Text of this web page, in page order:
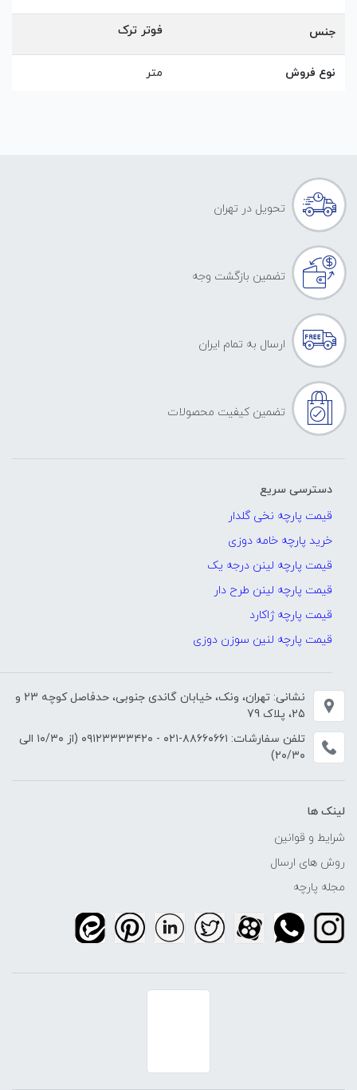
جنس فوتر ترک
نوع فروش متر
تحویل در تهران
تضمین بازگشت وجه
ارسال به تمام ایران
تضمین کیفیت محصولات
دسترسی سریع
قیمت پارچه نخی گلدار
خرید پارچه خامه دوزی
قیمت پارچه لینن درجه یک
قیمت پارچه لینن طرح دار
قیمت پارچه ژاکارد
قیمت پارچه لنین سوزن دوزی
نشانی: تهران، ونک، خیابان گاندی جنوبی، حدفاصل کوچه 23 و
25، پلاک 79
تلفن سفارشات: ۸۸۶۶۰۶۶۱-۰۲۱ - ۰۹۱۲۳۳۳۳۴۲۰
(از ۱۰/۳۰ الی
۲۰/۳۰)
لینک ها
شرایط و قوانین
روش های ارسال
مجله پارچه